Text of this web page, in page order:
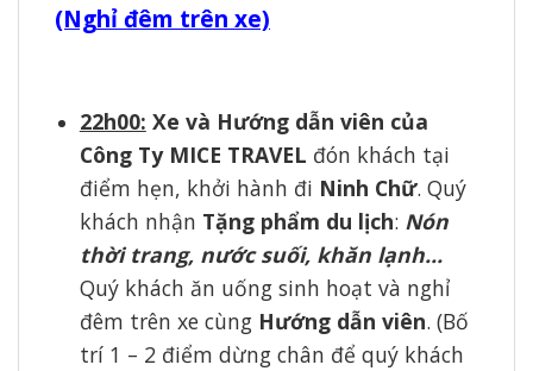
(Nghỉ đêm trên xe)
22h00: Xe và Hướng dẫn viên của
Công Ty MICE TRAVEL đón khách tại
điểm hẹn, khởi hành đi Ninh Chữ. Quý
khách nhận Tặng phẩm du lịch: Nón
thời trang, nước suối, khăn lạnh…
Quý khách ăn uống sinh hoạt và nghỉ
đêm trên xe cùng Hướng dẫn viên. (Bố
trí 1 – 2 điểm dừng chân để quý khách